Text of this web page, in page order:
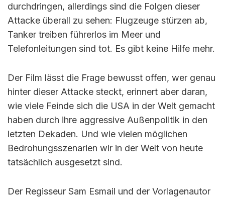
durchdringen, allerdings sind die Folgen dieser
Attacke überall zu sehen: Flugzeuge stürzen ab,
Tanker treiben führerlos im Meer und
Telefonleitungen sind tot. Es gibt keine Hilfe mehr.
Der Film lässt die Frage bewusst offen, wer genau
hinter dieser Attacke steckt, erinnert aber daran,
wie viele Feinde sich die USA in der Welt gemacht
haben durch ihre aggressive Außenpolitik in den
letzten Dekaden. Und wie vielen möglichen
Bedrohungsszenarien wir in der Welt von heute
tatsächlich ausgesetzt sind.
Der Regisseur Sam Esmail und der Vorlagenautor